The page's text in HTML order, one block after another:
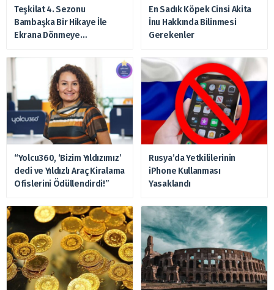
Teşkilat 4. Sezonu
Bambaşka Bir Hikaye İle
Ekrana Dönmeye
En Sadık Köpek Cinsi Akita
İnu Hakkında Bilinmesi
Gerekenler
“Yolcu360, ‘Bizim Yıldızımız’
dedi ve Yıldızlı Araç Kiralama
Ofislerini Ödüllendirdi!”
Rusya’da Yetkililerinin
iPhone Kullanması
Yasaklandı